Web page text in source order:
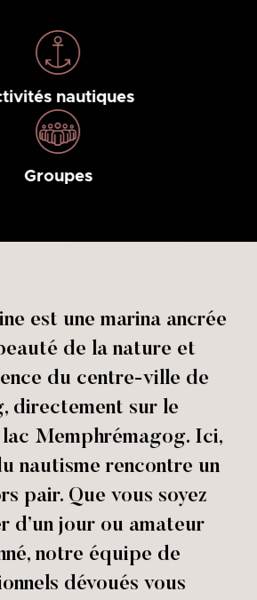
nautiques
Groupes
est une marina ancrée
de la nature et
du centre-ville de
directement sur le
Memphrémagog. Ici,
nautisme rencontre un
pair. Que vous soyez
d’un jour ou amateur
notre équipe de
dévoués vous